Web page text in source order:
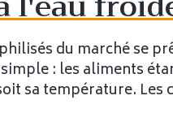
du marché se
: les aliments
sa température.